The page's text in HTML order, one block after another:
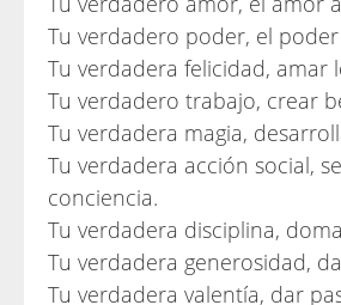
Tu verdadero poder, el
Tu verdadera felicidad, amar
Tu verdadero trabajo, crear
Tu verdadera magia,
Tu verdadera acción social,
conciencia.
Tu verdadera disciplina,
Tu verdadera generosidad,
Tu verdadera valentía, dar